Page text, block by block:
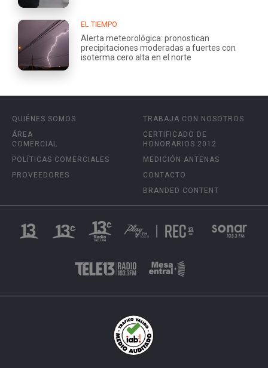
EL TIEMPO
Alerta meteorológica: pronostican
precipitaciones moderadas a fuertes con
isoterma cero alta en el norte
QUIÉNES SOMOS
ÁREA
COMERCIAL
POLÍTICAS COMERCIALES
PROVEEDORES
TRABAJA CON NOSOTROS
CERTIFICADO DE
HONORARIOS 2012
MEDICIÓN ANTENAS
CONTACTO
BRANDED CONTENT